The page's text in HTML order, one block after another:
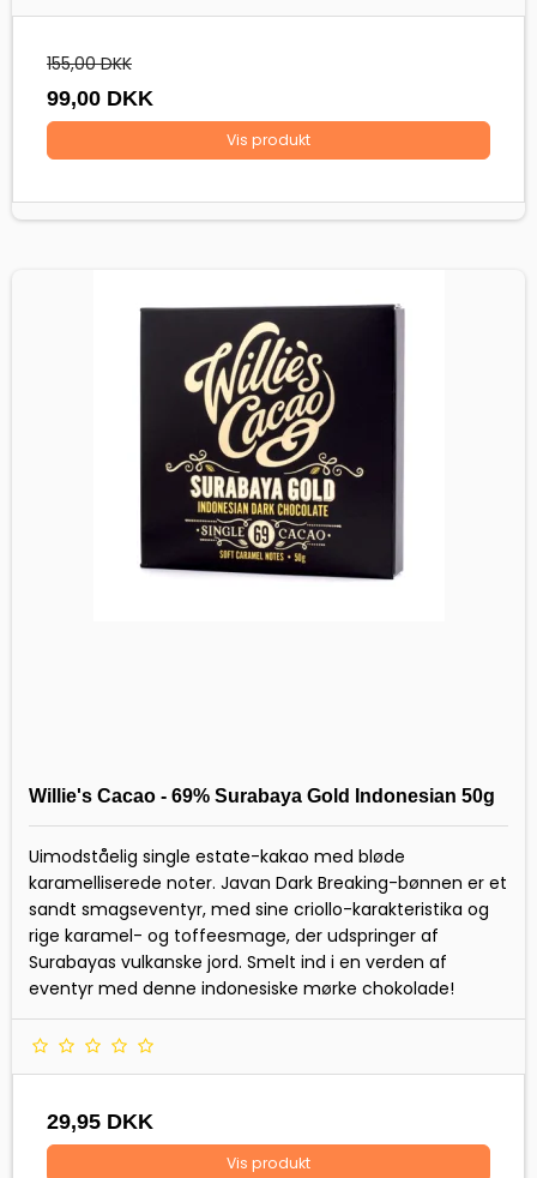
155,00 DKK
99,00 DKK
Vis produkt
Willie's Cacao - 69% Surabaya Gold Indonesian 50g
Uimodståelig single estate-kakao med bløde
karamelliserede noter. Javan Dark Breaking-bønnen er et
sandt smagseventyr, med sine criollo-karakteristika og
rige karamel- og toffeesmage, der udspringer af
Surabayas vulkanske jord. Smelt ind i en verden af
eventyr med denne indonesiske mørke chokolade!
29,95 DKK
Vis produkt